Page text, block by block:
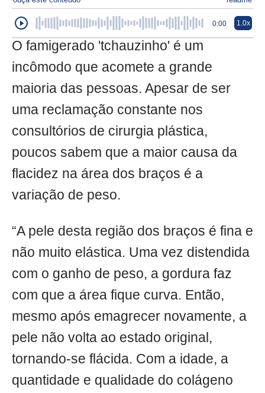
0:00 1.0x
O famigerado 'tchauzinho' é um
incômodo que acomete a grande
maioria das pessoas. Apesar de ser
uma reclamação constante nos
consultórios de cirurgia plástica,
poucos sabem que a maior causa da
flacidez na área dos braços é a
variação de peso.
“A pele desta região dos braços é fina e
não muito elástica. Uma vez distendida
com o ganho de peso, a gordura faz
com que a área fique curva. Então,
mesmo após emagrecer novamente, a
pele não volta ao estado original,
tornando-se flácida. Com a idade, a
quantidade e qualidade do colágeno